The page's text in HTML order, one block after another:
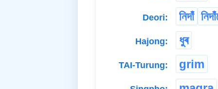
Deori: নিদাঁ
Hajong: ধুৰ
TAI-Turung: grim